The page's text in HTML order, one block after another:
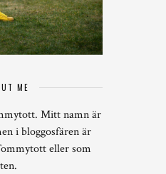
ME
Mitt namn är
i bloggosfären är
eller som